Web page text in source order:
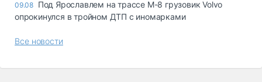
09.08 Под Ярославлем на трассе М-8 грузовик Volvo
опрокинулся в тройном ДТП с иномарками
Все новости